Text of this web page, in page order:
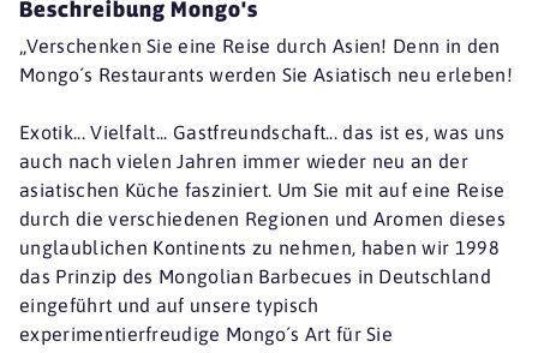
Beschreibung Mongo's
„Verschenken Sie eine Reise durch Asien! Denn in den
Mongo´s Restaurants werden Sie Asiatisch neu erleben!
Exotik... Vielfalt... Gastfreundschaft... das ist es, was uns
auch nach vielen Jahren immer wieder neu an der
asiatischen Küche fasziniert. Um Sie mit auf eine Reise
durch die verschiedenen Regionen und Aromen dieses
unglaublichen Kontinents zu nehmen, haben wir 1998
das Prinzip des Mongolian Barbecues in Deutschland
eingeführt und auf unsere typisch
experimentierfreudige Mongo´s Art für Sie